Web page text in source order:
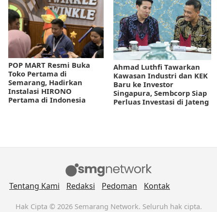
POP MART Resmi Buka
Toko Pertama di
Semarang, Hadirkan
Instalasi HIRONO
Pertama di Indonesia
Ahmad Luthfi Tawarkan
Kawasan Industri dan KEK
Baru ke Investor
Singapura, Sembcorp Siap
Perluas Investasi di Jateng
Tentang Kami Redaksi Pedoman Kontak
Hak Cipta © 2026 Semarang Network. Seluruh hak cipta.